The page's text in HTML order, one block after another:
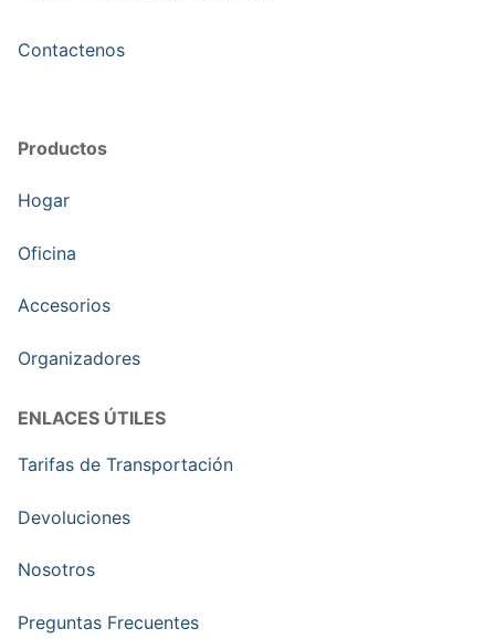
Contactenos
Productos
Hogar
Oficina
Accesorios
Organizadores
ENLACES ÚTILES
Tarifas de Transportación
Devoluciones
Nosotros
Preguntas Frecuentes